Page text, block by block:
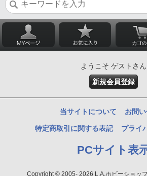
ようこそ ゲストさん
新規会員登録
当サイトについて お問
特定商取引に関する表記 プライ
PCサイト表
Copyright © 2005- 2026 L.A.ホビーショッ